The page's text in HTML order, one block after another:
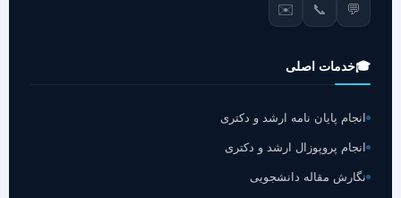
💬
📞
✉️
🎓خدمات اصلی
انجام پایان نامه ارشد و دکتری
انجام پروپوزال ارشد و دکتری
نگارش مقاله دانشجویی